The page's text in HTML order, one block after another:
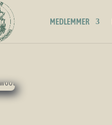
MEDLEMMER